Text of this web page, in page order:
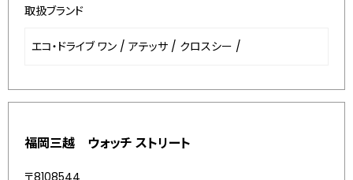
取扱ブランド
エコ・ドライブ ワン / アテッサ / クロスシー /
福岡三越 ウォッチ ストリート
〒8108544